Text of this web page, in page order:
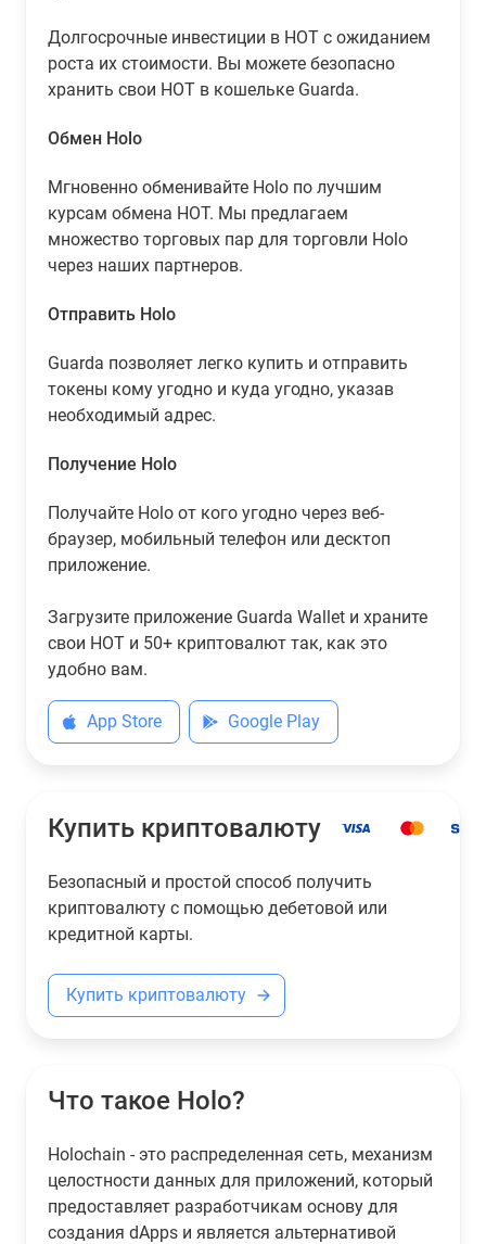
Долгосрочные инвестиции в HOT с ожиданием
роста их стоимости. Вы можете безопасно
хранить свои HOT в кошельке Guarda.
Обмен Holo
Мгновенно обменивайте Holo по лучшим
курсам обмена HOT. Мы предлагаем
множество торговых пар для торговли Holo
через наших партнеров.
Отправить Holo
Guarda позволяет легко купить и отправить
токены кому угодно и куда угодно, указав
необходимый адрес.
Получение Holo
Получайте Holo от кого угодно через веб-
браузер, мобильный телефон или десктоп
приложение.
Загрузите приложение Guarda Wallet и храните
свои HOT и 50+ криптовалют так, как это
удобно вам.
App Store Google Play
Купить криптовалюту
Безопасный и простой способ получить
криптовалюту с помощью дебетовой или
кредитной карты.
Купить криптовалюту
Что такое Holo?
Holochain - это распределенная сеть, механизм
целостности данных для приложений, который
предоставляет разработчикам основу для
создания dApps и является альтернативой